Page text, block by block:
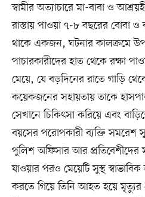
স্বামীর অত্যাচারে মা-বাবা ও
রাস্তায় পাওয়া ৭-৮ বছরের বোবা
থাকে একজন, ঘটনার কালক্রমে
পাচারকারীদের হাত থেকে রক্ষা
মেয়ে, যে বড়দিনের রাতে গাড়ি
কয়েকজনের সহায়তায় তাকে
সেখানে চিকিৎসা করিয়ে এবং
বয়সের পরোপকারী ব্যক্তি সমরেশ
পুলিশ অফিসার আর প্রতিবেশীদের
যাওয়ার পরও মেয়েটি সুস্থ
করতে গিয়ে তিনি আহত হয়ে